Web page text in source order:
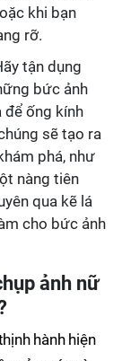
khi bạn
rỡ.
tận dụng
bức ảnh
để ống kính
sẽ tạo ra
phá, như
nàng tiên
qua kẽ lá
cho bức ảnh
ảnh nữ
hành hiện